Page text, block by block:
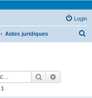
Login
Aides juridiques
Search
1